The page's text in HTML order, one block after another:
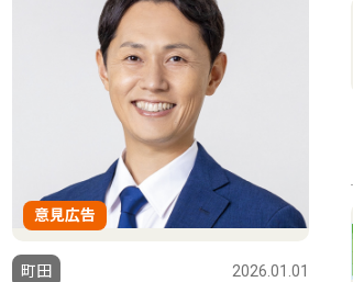
意見広告
町田 2026.01.01